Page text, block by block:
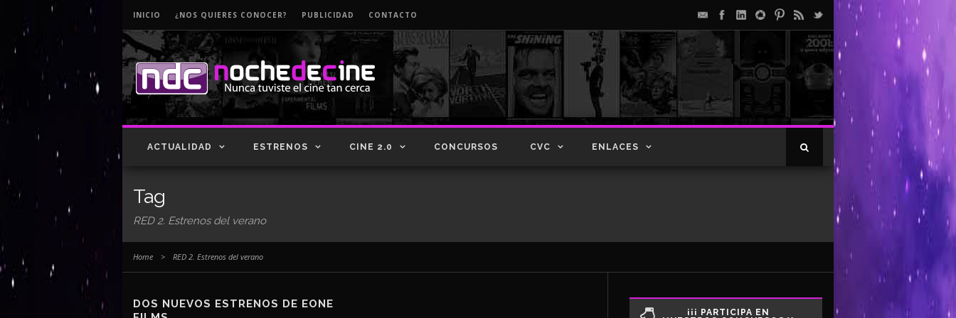
INICIO ¿NOS QUIERES CONOCER? PUBLICIDAD CONTACTO
ACTUALIDAD ESTRENOS CINE 2.0 CONCURSOS CVC ENLACES
Tag
RED 2. Estrenos del verano
Home > RED 2. Estrenos del verano
DOS NUEVOS ESTRENOS DE EONE
¡¡¡ PARTICIPA EN